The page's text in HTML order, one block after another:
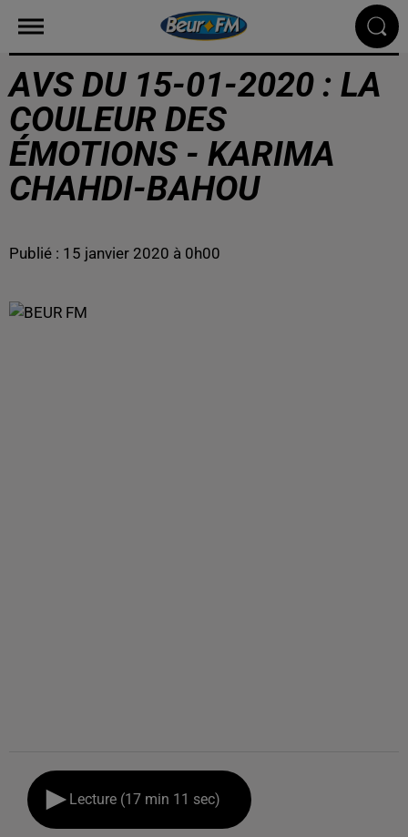
AVS DU 15-01-2020 : LA
COULEUR DES
ÉMOTIONS - KARIMA
CHAHDI-BAHOU
Publié : 15 janvier 2020 à 0h00
Lecture (17 min 11 sec)